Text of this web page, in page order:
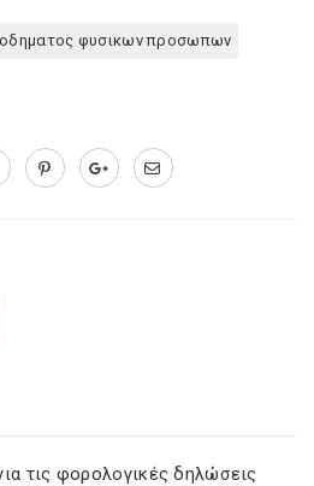
φυσικων προσωπων
τις φορολογικές δηλώσεις